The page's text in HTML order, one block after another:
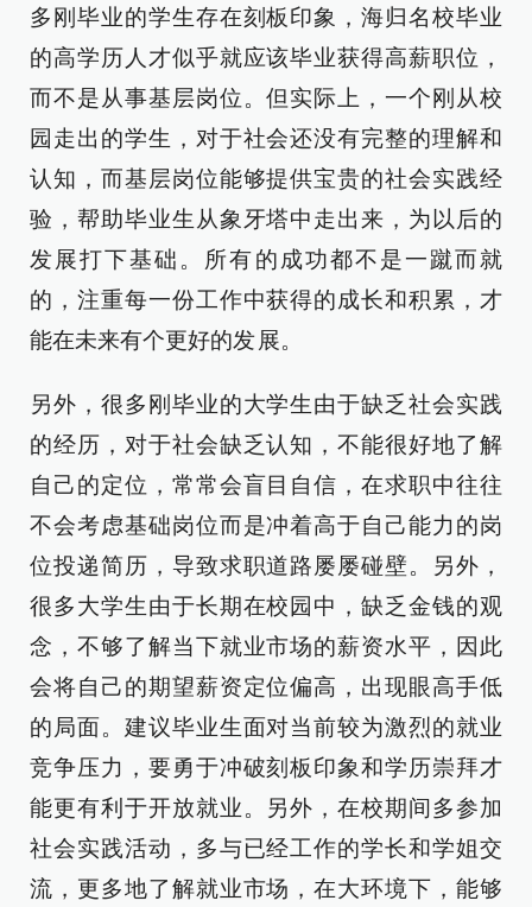
多刚毕业的学生存在刻板印象，海归名校毕业
的高学历人才似乎就应该毕业获得高薪职位，
而不是从事基层岗位。但实际上，一个刚从校
园走出的学生，对于社会还没有完整的理解和
认知，而基层岗位能够提供宝贵的社会实践经
验，帮助毕业生从象牙塔中走出来，为以后的
发展打下基础。所有的成功都不是一蹴而就
的，注重每一份工作中获得的成长和积累，才
能在未来有个更好的发 展。
另外，很多刚毕业的大学生由于缺乏社会实践
的经历，对于社会缺乏认知，不能很好地了解
自己的定位，常常会盲目自信，在求职中往往
不会考虑基础岗位而是冲着高于自己能力的岗
位投递简历，导致求职道路屡屡碰壁。另外，
很多大学生由于长期在校园中，缺乏金钱的观
念，不够了解当下就业市场的薪资水平，因此
会将自己的期望薪资定位偏高，出现眼高手低
的局面。建议毕业生面对当前较为激烈的就业
竞争压力，要勇于冲破刻板印象和学历崇拜才
能更有利于开放就业。另外，在校期间多参加
社会实践活动，多与已经工作的学长和学姐交
流，更多地了解就业市场，在大环境下，能够